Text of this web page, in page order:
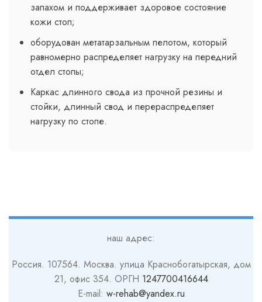
запахом и поддерживает здоровое состояние
кожи стоп;
оборудован метатарзальным пелотом, который
равномерно распределяет нагрузку на передний
отдел стопы;
Каркас длинного свода из прочной резины и
стойки, длинный свод и перераспределяет
нагрузку по стопе.
наш адрес:
Россия. 107564. Москва. улица Краснобогатырская, дом
21, офис 354. ОРГН 1247700416644
E-mail: w-rehab@yandex.ru